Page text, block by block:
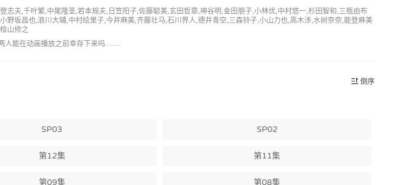
夫,千叶繁,中尾隆圣,若本规夫,日笠阳子,佐藤聪美,玄田哲章,神谷明,金田朋子,小林优,中村悠一,杉田智和,三瓶由布
坂昌也,浪川大辅,中村绘里子,今井麻美,齐藤壮马,石川界人,德井青空,三森铃子,小山力也,高木涉,水树奈奈,能登麻美
山修之
人能在动画播放之前幸存下来吗……
倒序
SP03 SP02
第12集 第11集
第09集 第08集